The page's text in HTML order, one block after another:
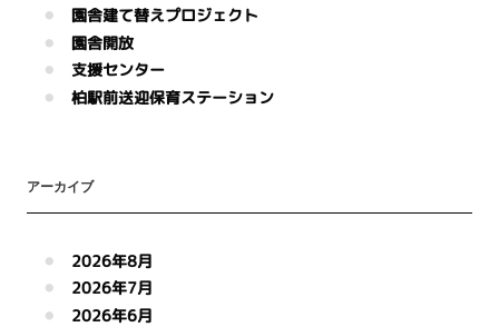
園舎建て替えプロジェクト
園舎開放
支援センター
柏駅前送迎保育ステーション
アーカイブ
2026年8月
2026年7月
2026年6月